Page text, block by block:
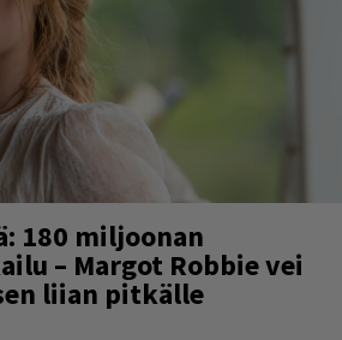
180 miljoonan
– Margot Robbie vei
liian pitkälle